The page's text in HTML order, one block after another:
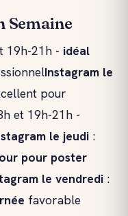
Semaine
19h-21h - idéal
Instagram le
pour
et 19h-21h -
le jeudi :
pour poster
le vendredi :
favorable